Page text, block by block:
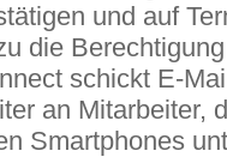
und auf
die
schickt E-
an Mitarbeiter,
Smartphones